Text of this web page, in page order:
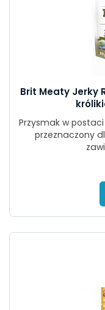
Brit Meaty Jerky
Przysmak w
przeznaczony